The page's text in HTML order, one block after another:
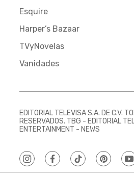
Esquire
Harper’s Bazaar
TVyNovelas
Vanidades
EDITORIAL TELEVISA S.A. DE C.V.
RESERVADOS. TBG - EDITORIAL
ENTERTAINMENT - NEWS
instagramfacebooktiktok